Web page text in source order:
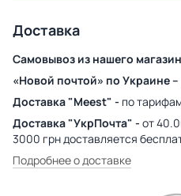
Доставка
Самовывоз из нашего
«Новой почтой» по Украине –
Доставка "Meest" - по
Доставка "УкрПочта" - от
3000 грн доставляется
Подробнее о доставке